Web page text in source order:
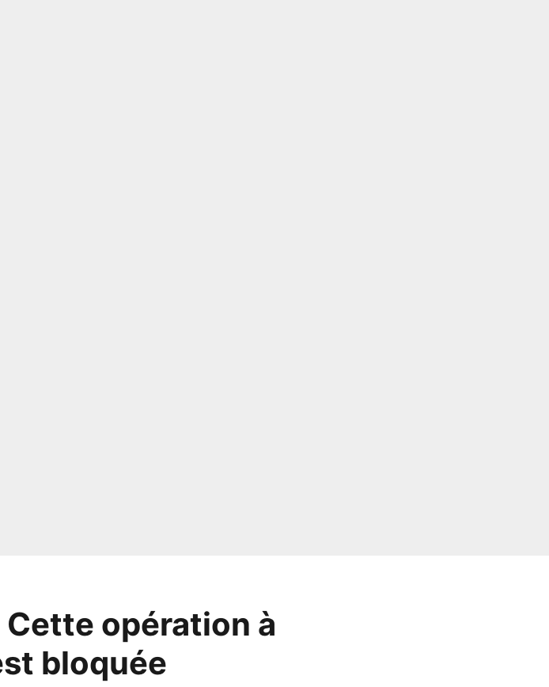
Cette opération à
bloquée